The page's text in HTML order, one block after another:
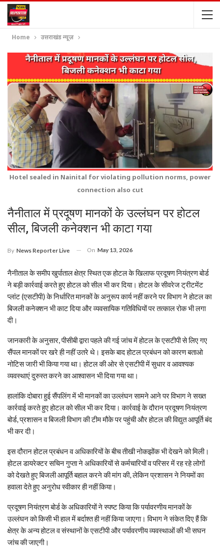
Home उत्तराखंड न्यूज़
Hotel sealed in Nainital for violating pollution norms, power
connection also cut
नैनीताल में प्रदूषण मानकों के उल्लंघन पर होटल
सील, बिजली कनेक्शन भी काटा गया
By News Reporter Live On May 13, 2026
नैनीताल के समीप खुर्पाताल क्षेत्र स्थित एक होटल के खिलाफ प्रदूषण नियंत्रण बोर्ड
ने बड़ी कार्रवाई करते हुए होटल को सील भी कर दिया। होटल के सीवरेज ट्रीटमेंट
प्लांट (एसटीपी) के निर्धारित मानकों के अनुरूप कार्य नहीं करने पर विभाग ने होटल का
बिजली कनेक्शन भी काट दिया और व्यवसायिक गतिविधियों पर तत्काल रोक भी लगा
दी।
जानकारी के अनुसार, पीसीबी द्वारा पहले की गई जांच में होटल के एसटीपी से लिए गए
सैंपल मानकों पर खरे ही नहीं उतरे थे। इसके बाद होटल प्रबंधन को कारण बताओ
नोटिस जारी भी किया गया था। होटल की ओर से एसटीपी में सुधार व आवश्यक
व्यवस्थाएं दुरुस्त करने का आश्वासन भी दिया गया था।
हालांकि दोबारा हुई सैंपलिंग में भी मानकों का उल्लंघन सामने आने पर विभाग ने सख्त
कार्रवाई करते हुए होटल को सील भी कर दिया। कार्रवाई के दौरान प्रदूषण नियंत्रण
बोर्ड, प्रशासन व बिजली विभाग की टीम मौके पर पहुंची और होटल की विद्युत आपूर्ति बंद
भी कर दी।
इस दौरान होटल प्रबंधन व अधिकारियों के बीच तीखी नोकझोंक भी देखने को मिली।
होटल डायरेक्टर सचिन गुप्ता ने अधिकारियों से कर्मचारियों व परिसर में रह रहे लोगों
को देखते हुए बिजली आपूर्ति बहाल करने की मांग की, लेकिन प्रशासन ने नियमों का
हवाला देते हुए अनुरोध स्वीकार ही नहीं किया।
प्रदूषण नियंत्रण बोर्ड के अधिकारियों ने स्पष्ट किया कि पर्यावरणीय मानकों के
उल्लंघन को किसी भी हाल में बर्दाश्त ही नहीं किया जाएगा। विभाग ने संकेत दिए हैं कि
क्षेत्र के अन्य होटल व संस्थानों के एसटीपी और पर्यावरणीय व्यवस्थाओं की भी सघन
जांच की जाएगी।